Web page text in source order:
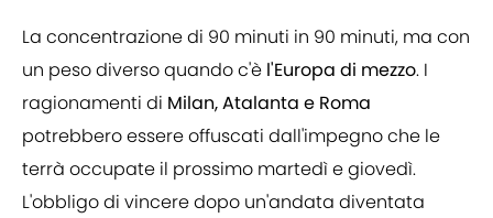
La concentrazione di 90 minuti in 90 minuti, ma con
un peso diverso quando c'è l'Europa di mezzo. I
ragionamenti di Milan, Atalanta e Roma
potrebbero essere offuscati dall'impegno che le
terrà occupate il prossimo martedì e giovedì.
L'obbligo di vincere dopo un'andata diventata